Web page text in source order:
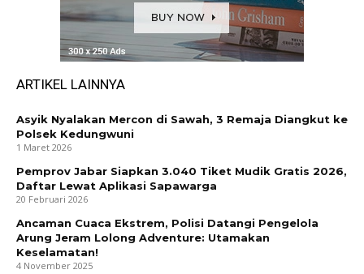
ARTIKEL LAINNYA
Asyik Nyalakan Mercon di Sawah, 3 Remaja Diangkut ke
Polsek Kedungwuni
1 Maret 2026
Pemprov Jabar Siapkan 3.040 Tiket Mudik Gratis 2026,
Daftar Lewat Aplikasi Sapawarga
20 Februari 2026
Ancaman Cuaca Ekstrem, Polisi Datangi Pengelola
Arung Jeram Lolong Adventure: Utamakan
Keselamatan!
4 November 2025